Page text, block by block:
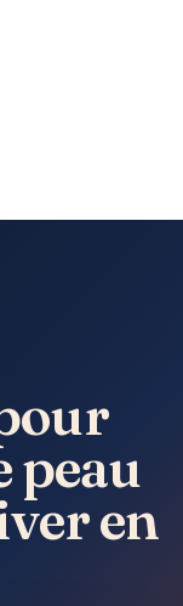
peau
en